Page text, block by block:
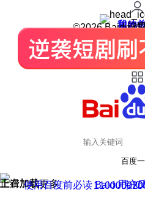
我的
我的
皮肤
用户
设
©2026 Baidu 使
百度
正在加载
上滑加载更多 用户
使用百度前必读 Baidu 京
京公网安备